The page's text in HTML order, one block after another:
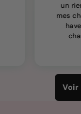
un
mes
Voir